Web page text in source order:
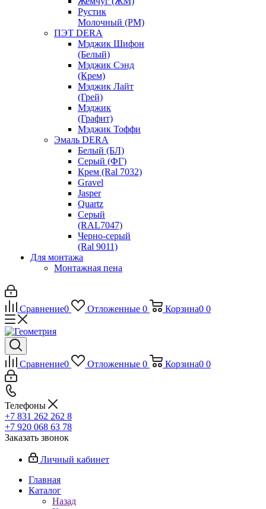
Рустик
Молочный (РМ)
ПЭТ DERA
Мэджик Шифон
(Белый)
Мэджик Сэнд
(Крем)
Мэджик Лайт
(Грей)
Мэджик
(Графит)
Мэджик Тоффи
Эмаль DERA
Белый (БЛ)
Серый (ФГ)
Крем (Ral 7032)
Gravel
Jasper
Quartz
Серый
(RAL7047)
Черно-серый
(Ral 9011)
Для монтажа
Монтажная пена
Сравнение0 Отложенные 0 Корзина0 0
Сравнение0 Отложенные 0 Корзина0 0
Телефоны
+7 831 262 262 8
+7 920 068 63 78
Заказать звонок
Личный кабинет
Главная
Каталог
Назад